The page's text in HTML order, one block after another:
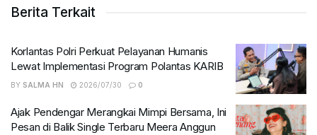
Berita Terkait
Korlantas Polri Perkuat Pelayanan Humanis
Lewat Implementasi Program Polantas KARIB
BY SALMA HN 2026/07/30 0
Ajak Pendengar Merangkai Mimpi Bersama, Ini
Pesan di Balik Single Terbaru Meera Anggun